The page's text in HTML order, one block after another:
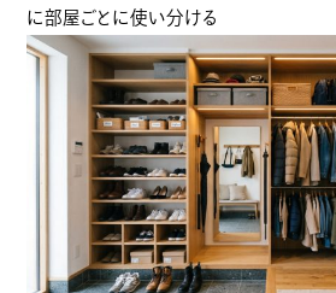
に部屋ごとに使い分ける